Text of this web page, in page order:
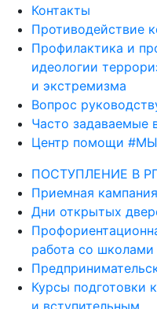
Контакты
Противодействие
Профилактика и
идеологии
и экстремизма
Вопрос
Часто задаваемые
Центр помощи
ПОСТУПЛЕНИЕ В
Приемная
Дни открытых
работа со школами
Курсы подготовки
и вступительным